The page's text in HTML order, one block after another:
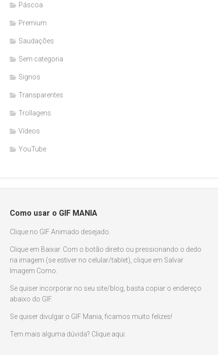
Páscoa
Premium
Saudações
Sem categoria
Signos
Transparentes
Trollagens
Vídeos
YouTube
Como usar o GIF MANIA
Clique no GIF Animado desejado.
Clique em Baixar. Com o botão direito ou pressionando o dedo
na imagem (se estiver no celular/tablet), clique em Salvar
Imagem Como.
Se quiser incorporar no seu site/blog, basta copiar o endereço
abaixo do GIF.
Se quiser divulgar o GIF Mania, ficamos muito felizes!
Tem mais alguma dúvida? Clique aqui.